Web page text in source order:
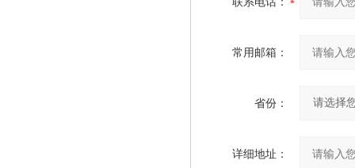
常用邮箱：
省份：
详细地址：